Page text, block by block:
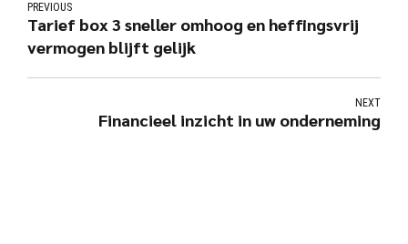
PREVIOUS
Tarief box 3 sneller omhoog en heffingsvrij
vermogen blijft gelijk
NEXT
Financieel inzicht in uw onderneming